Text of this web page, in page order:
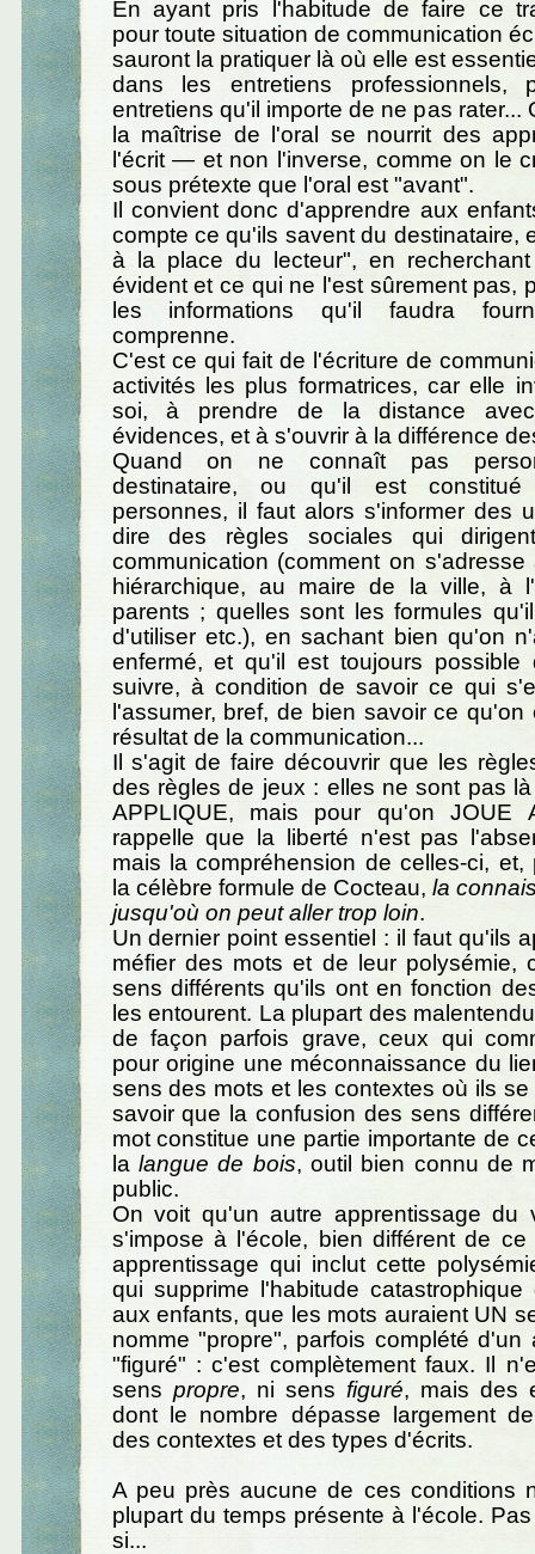
En ayant pris l'habitude de faire ce
pour toute situation de communication
sauront la pratiquer là où elle est
dans les entretiens professionnels,
entretiens qu'il importe de ne pas rater...
la maîtrise de l'oral se nourrit des
l'écrit — et non l'inverse, comme on le
sous prétexte que l'oral est "avant".
Il convient donc d'apprendre aux
compte ce qu'ils savent du destinataire,
à la place du lecteur", en
évident et ce qui ne l'est sûrement pas,
les informations qu'il faudra
comprenne.
C'est ce qui fait de l'écriture de
activités les plus formatrices, car elle
soi, à prendre de la distance
évidences, et à s'ouvrir à la différence
Quand on ne connaît pas
destinataire, ou qu'il est
personnes, il faut alors s'informer des
dire des règles sociales qui
communication (comment on
hiérarchique, au maire de la ville, à
parents ; quelles sont les formules
d'utiliser etc.), en sachant bien qu'on
enfermé, et qu'il est toujours
suivre, à condition de savoir ce qui
l'assumer, bref, de bien savoir ce qu'on
résultat de la communication...
Il s'agit de faire découvrir que les
des règles de jeux : elles ne sont pas
APPLIQUE, mais pour qu'on JOUE
rappelle que la liberté n'est pas
mais la compréhension de celles-ci, et,
la célèbre formule de Cocteau, la
jusqu'où on peut aller trop loin.
Un dernier point essentiel : il faut qu'ils
méfier des mots et de leur polysémie,
sens différents qu'ils ont en fonction
les entourent. La plupart des
de façon parfois grave, ceux qui
pour origine une méconnaissance du
sens des mots et les contextes où ils se
savoir que la confusion des sens
mot constitue une partie importante de
la langue de bois, outil bien connu de
public.
On voit qu'un autre apprentissage du
s'impose à l'école, bien différent de
apprentissage qui inclut cette
qui supprime l'habitude catastrophique
aux enfants, que les mots auraient UN
nomme "propre", parfois complété d'un
"figuré" : c'est complètement faux. Il
sens propre, ni sens figuré, mais des
dont le nombre dépasse largement
des contextes et des types d'écrits.
A peu près aucune de ces conditions
plupart du temps présente à l'école.
si...